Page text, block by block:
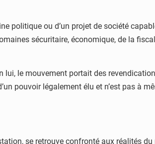
politique ou d’un projet de société
sécuritaire, économique, de la
le mouvement portait des
pouvoir légalement élu et n’est pas à
se retrouve confronté aux réalités